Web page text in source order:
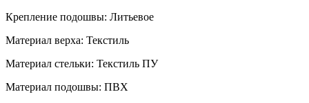
Крепление подошвы: Литьевое
Материал верха: Текстиль
Материал стельки: Текстиль ПУ
Материал подошвы: ПВХ